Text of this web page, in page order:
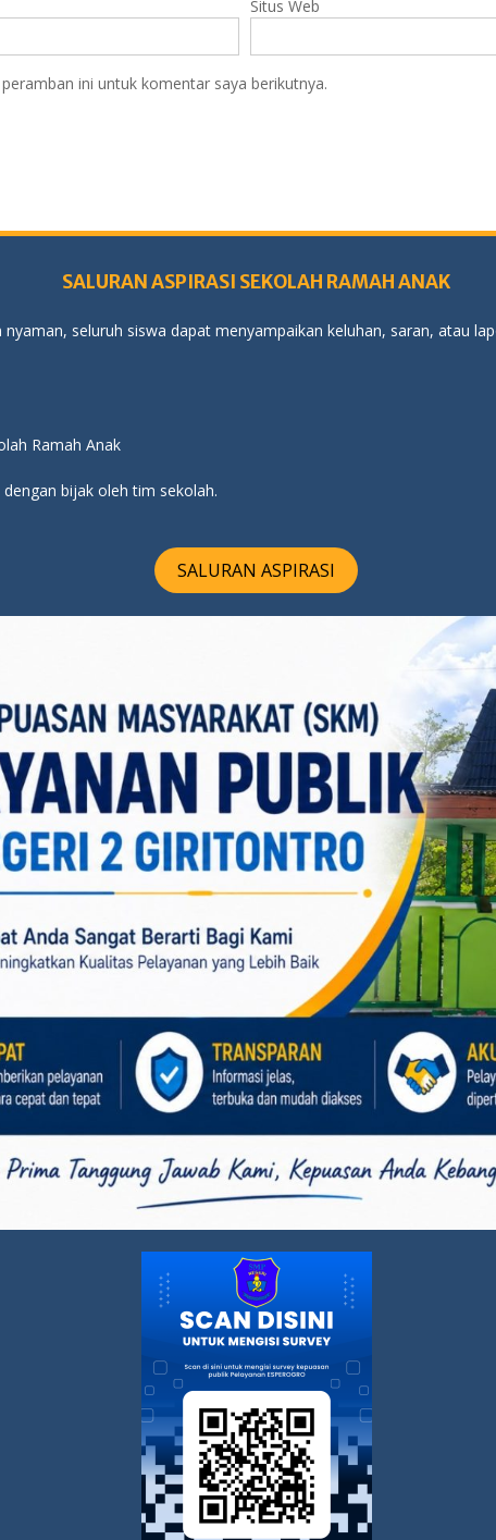
Situs Web
ini untuk komentar saya berikutnya.
SALURAN ASPIRASI SEKOLAH RAMAH ANAK
seluruh siswa dapat menyampaikan keluhan, saran, atau
Ramah Anak
bijak oleh tim sekolah.
SALURAN ASPIRASI